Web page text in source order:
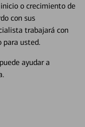
o crecimiento de
con sus
trabajará con
para usted.
ayudar a